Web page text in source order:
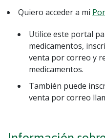
Quiero acceder a mi
Utilice este portal
medicamentos,
venta por correo y
medicamentos.
También puede
venta por correo